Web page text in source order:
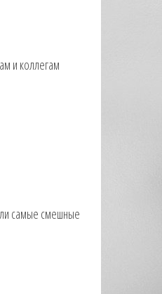
и коллегам
самые смешные